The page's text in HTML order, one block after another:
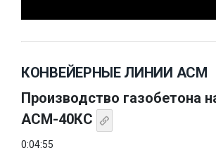
КОНВЕЙЕРНЫЕ ЛИНИИ АСМ
Производство газобетона
АСМ-40КС
0:04:55